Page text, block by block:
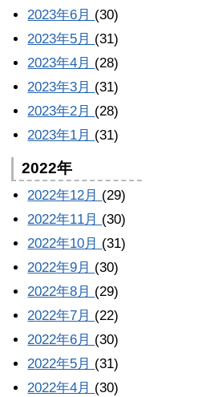
2023年6月 (30)
2023年5月 (31)
2023年4月 (28)
2023年3月 (31)
2023年2月 (28)
2023年1月 (31)
2022年
2022年12月 (29)
2022年11月 (30)
2022年10月 (31)
2022年9月 (30)
2022年8月 (29)
2022年7月 (22)
2022年6月 (30)
2022年5月 (31)
2022年4月 (30)